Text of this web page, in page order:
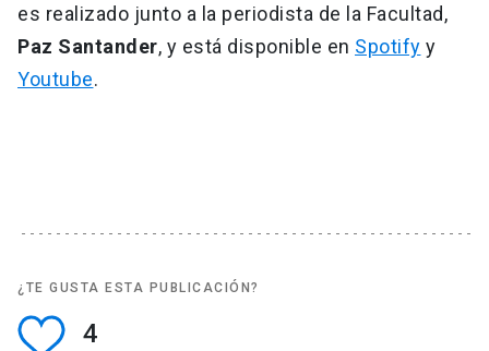
es realizado junto a la periodista de la Facultad,
Paz Santander, y está disponible en Spotify y
Youtube.
¿TE GUSTA ESTA PUBLICACIÓN?
4